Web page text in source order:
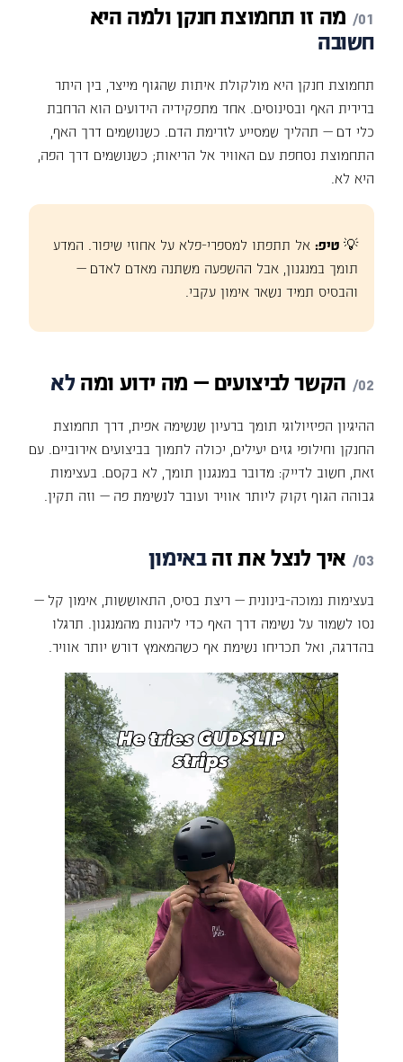
מה זו תחמוצתחנקן ולמה היא
חשובה
תחמוצת חנקן היא מולקולת איתות שהגוף מייצר, בין היתר
ברירית האף ובסינוסים. אחד מתפקידיה הידועים הוא הרחבת
כלי דם — תהליך שמסייע לזרימת הדם. כשנושמים דרך האף,
התחמוצת נסחפת עם האוויר אל הריאות; כשנושמים דרך הפה,
היא לא.
💡 טיפ: אל תתפתו למספרי-פלא על אחוזי שיפור. המדע
תומך במנגנון, אבל ההשפעה משתנה מאדם לאדם —
והבסיס תמיד נשאר אימון עקבי.
הקשר לביצועים — מה ידוע ומה לא
ההיגיון הפיזיולוגי תומך ברעיון שנשימה אפית, דרך תחמוצת
החנקן וחילופי גזים יעילים, יכולה לתמוך בביצועים אירוביים. עם
זאת, חשוב לדייק: מדובר במנגנון תומך, לא בקסם. בעצימות
גבוהה הגוף זקוק ליותר אוויר ועובר לנשימת פה — וזה תקין.
איך לנצלאתזה באימון
בעצימות נמוכה-בינונית — ריצת בסיס, התאוששות, אימון קל —
נסו לשמור על נשימה דרך האף כדי ליהנות מהמנגנון. תרגלו
בהדרגה, ואל תכריחו נשימת אף כשהמאמץ דורש יותר אוויר.